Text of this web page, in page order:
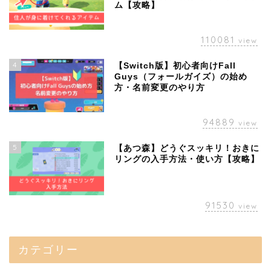
ム【攻略】
110081 view
4
【Switch版】初心者向けFall
Guys（フォールガイズ）の始め
方・名前変更のやり方
94889 view
5
【あつ森】どうぐスッキリ！おきに
リングの入手方法・使い方【攻略】
91530 view
カテゴリー